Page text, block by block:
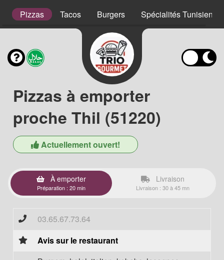
Pizzas Tacos Burgers Spécialités
Pizzas à emporter
proche Thil (51220)
Actuellement ouvert!
À emporter
Préparation : 20 min
Livraison
Livraison : 30 à 45 mn
03.65.67.73.64
Avis sur le restaurant